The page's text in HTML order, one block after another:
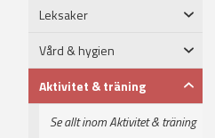
Leksaker
Vård & hygien
Aktivitet & träning
Se allt inom Aktivitet & träning